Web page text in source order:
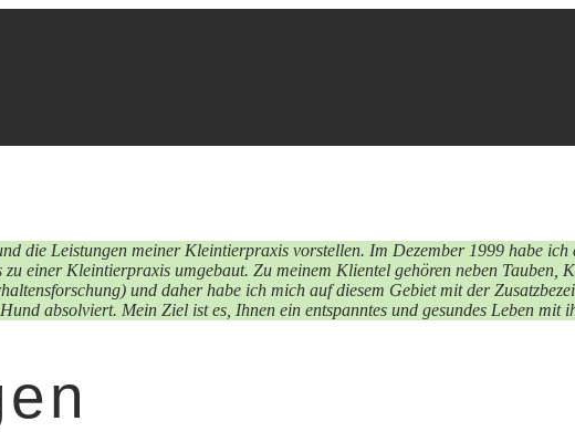
die Leistungen meiner Kleintierpraxis vorstellen. Im Dezember 1999 habe
einer Kleintierpraxis umgebaut. Zu meinem Klientel gehören neben Tauben,
und daher habe ich mich auf diesem Gebiet mit der
absolviert. Mein Ziel ist es, Ihnen ein entspanntes und gesundes Leben